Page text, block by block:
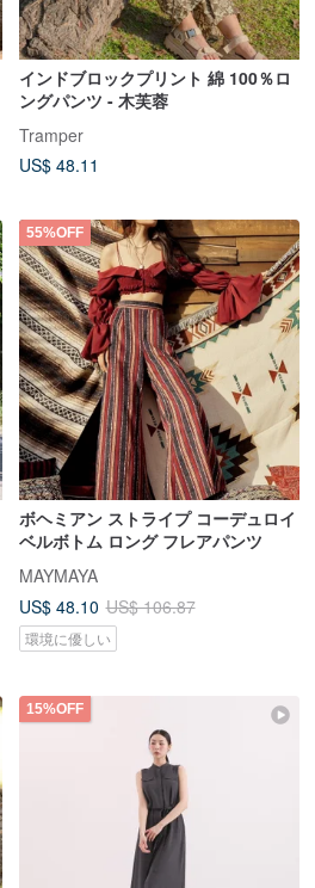
インドブロックプリント 綿 100％ロ
ングパンツ - 木芙蓉
Tramper
US$ 48.11
55%OFF
ボヘミアン ストライプ コーデュロイ
ベルボトム ロング フレアパンツ
MAYMAYA
US$ 48.10 US$ 106.87
環境に優しい
15%OFF